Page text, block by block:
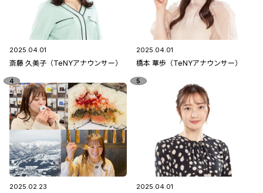
2025.04.01
斎藤 久美子（TeNYアナウンサー）
2025.04.01
橋本 華歩（TeNYアナウンサー）
2025.02.23 2025.04.01